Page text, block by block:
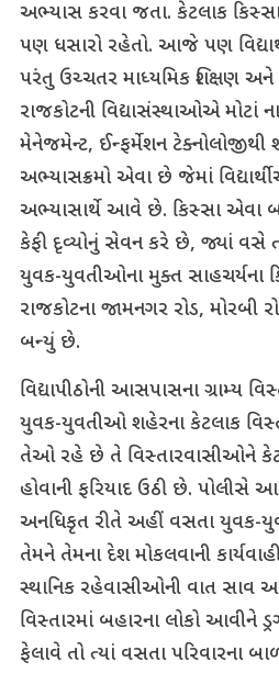
અભ્યાસ કરવા જતા. કેટલાક
પણ ધસારો રહેતો. આજે પણ
પરંતુ ઉચ્ચતર માધ્યમિક શિક્ષણ અને
રાજકોટની વિદ્યાસંસ્થાઓએ મોટાં
મેનેજમેન્ટ, ઈન્ફર્મેશન
અભ્યાસક્રમો એવા છે જેમાં
અભ્યાસાર્થે આવે છે. કિસ્સા એવા
કેફી દૃવ્યોનું સેવન કરે છે, જ્યાં વસે
યુવક-યુવતીઓના મુક્ત સાહચર્યના
રાજકોટના જામનગર રોડ,
બન્યું છે.
વિદ્યાપીઠોની આસપાસના ગ્રામ્ય
યુવક-યુવતીઓ શહેરના કેટલાક
તેઓ રહે છે તે વિસ્તારવાસીઓને
હોવાની ફરિયાદ ઉઠી છે. પોલીસે
અનધિકૃત રીતે અહીં વસતા યુવક-
તેમને તેમના દેશ મોકલવાની
સ્થાનિક રહેવાસીઓની વાત સાવ
વિસ્તારમાં બહારના લોકો આવીને
ફેલાવે તો ત્યાં વસતા પરિવારના